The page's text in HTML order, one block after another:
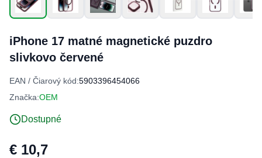
iPhone 17 matné magnetické puzdro
slivkovo červené
EAN / Čiarový kód:5903396454066
Značka:OEM
Dostupné
€ 10,7